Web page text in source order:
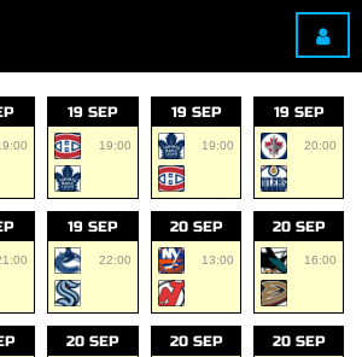
19 SEP
19:00
19 SEP
19:00
19 SEP
20:00
19 SEP
22:00
20 SEP
13:00
20 SEP
16:00
20 SEP 20 SEP 20 SEP